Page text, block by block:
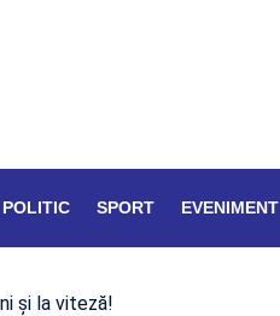
POLITIC SPORT EVENIMENT
și la viteză!